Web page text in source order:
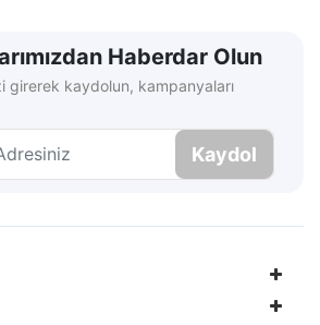
Haberdar Olun
girerek kaydolun, kampanyaları
Kaydol